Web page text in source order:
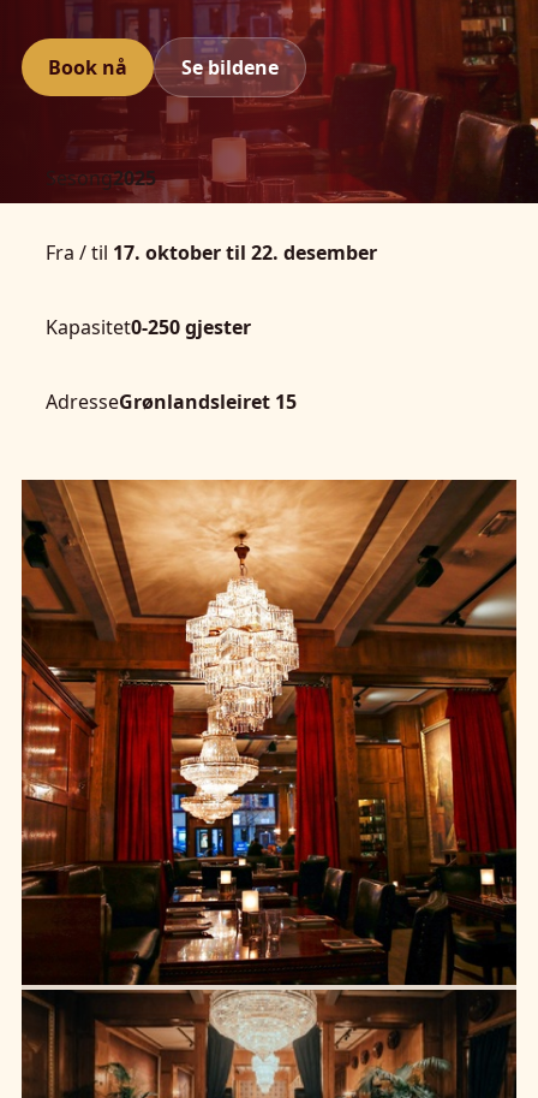
Book nå Se bildene
Sesong2025
Fra / til 17. oktober til 22. desember
Kapasitet0-250 gjester
AdresseGrønlandsleiret 15